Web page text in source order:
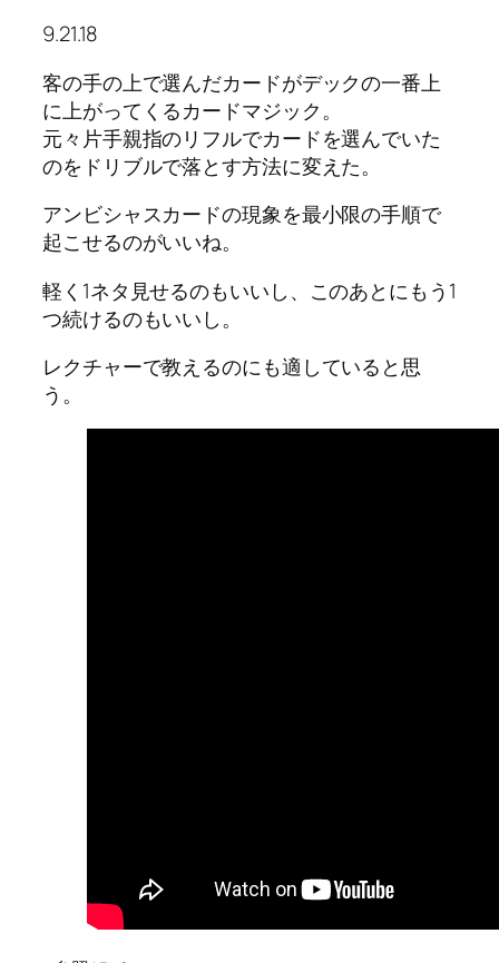
9.21.18
客の手の上で選んだカードがデックの一番上
に上がってくるカードマジック。
元々片手親指のリフルでカードを選んでいた
のをドリブルで落とす方法に変えた。
アンビシャスカードの現象を最小限の手順で
起こせるのがいいね。
軽く1ネタ見せるのもいいし、このあとにもう1
つ続けるのもいいし。
レクチャーで教えるのにも適していると思
う。